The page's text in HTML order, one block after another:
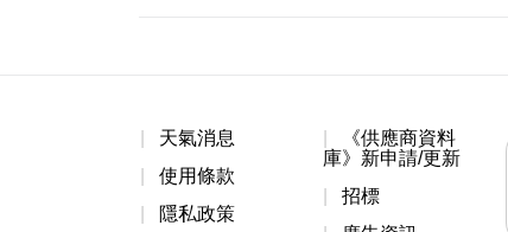
天氣消息
使用條款
隱私政策
《供應商資料
庫》新申請/更新
招標